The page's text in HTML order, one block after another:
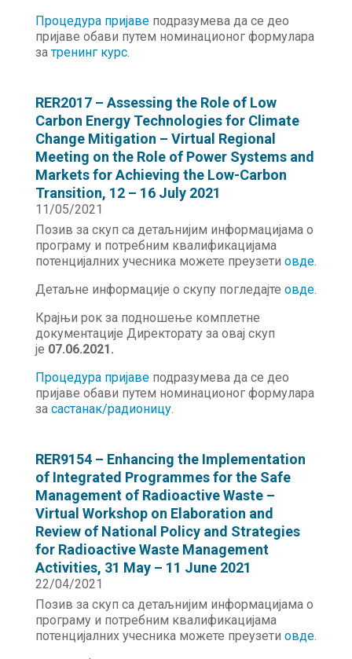
Процедура пријавеподразумева да се део
пријаве обави путем номинационог формулара
затренинг курс.
RER2017 – Assessing the Role of Low
Carbon Energy Technologies for Climate
Change Mitigation – Virtual Regional
Meeting on the Role of Power Systems and
Markets for Achieving the Low-Carbon
Transition, 12 – 16 July 2021
11/05/2021
Позив за скуп са детаљнијим информацијама о
програму и потребним квалификацијама
потенцијалних учесника можете преузети овде.
Детаљне информације о скупу погледајте овде.
Крајњи рок за подношење комплетне
документације Директорату за овај скуп
је 07.06.2021.
Процедура пријавеподразумева да се део
пријаве обави путем номинационог формулара
за састанак/радионицу.
RER9154 – Enhancing the Implementation
of Integrated Programmes for the Safe
Management of Radioactive Waste –
Virtual Workshop on Elaboration and
Review of National Policy and Strategies
for Radioactive Waste Management
Activities, 31 May – 11 June 2021
22/04/2021
Позив за скуп са детаљнијим информацијама о
програму и потребним квалификацијама
потенцијалних учесника можете преузети овде.